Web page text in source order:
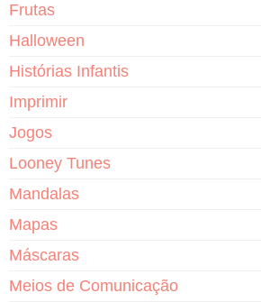
Frutas
Halloween
Histórias Infantis
Imprimir
Jogos
Looney Tunes
Mandalas
Mapas
Máscaras
Meios de Comunicação